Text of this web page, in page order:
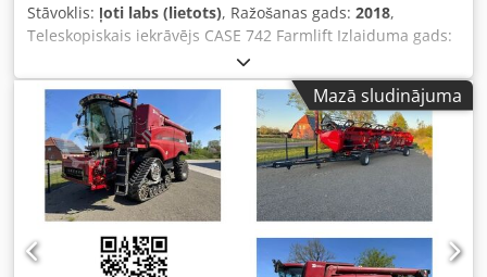
Stāvoklis: ļoti labs (lietots), Ražošanas gads: 2018,
Teleskopiskais iekrāvējs CASE 742 Farmlift Izlaiduma gads:
2018 Djdjw Nq Ngspfx Akcskr 4800 moto stundas Strēles
garums: 7 m Celtspēja: 4,2 t Jauda: 107 kW Aizmugurējā
sakabe Džoistiks Kondicionieris 4x4 piedziņa Viss darba
kārtībā, bez brīvgaitas. Jauns kauss
Mazā sludinājuma